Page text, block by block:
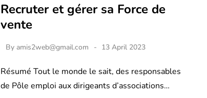
Recruter et gérer sa Force de
vente
By amis2web@gmail.com 13 April 2023
Résumé Tout le monde le sait, des responsables
de Pôle emploi aux dirigeants d’associations…